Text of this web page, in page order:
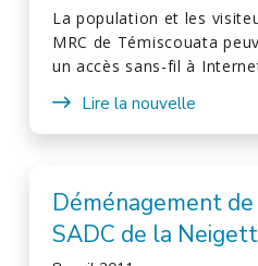
La population et les
MRC de Témiscouata
un accès sans-fil à
Lire la nouvelle
Déménagement
SADC de la